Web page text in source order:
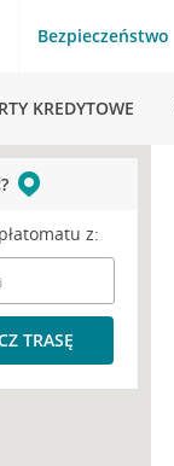
Bezpieczeństwo
KREDYTOWE
z:
TRASĘ